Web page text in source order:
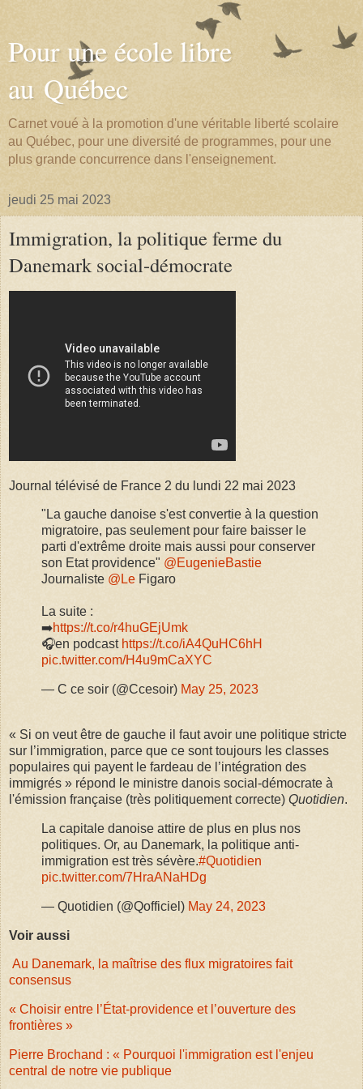
Pour une école libre
au Québec
Carnet voué à la promotion d'une véritable liberté scolaire
au Québec, pour une diversité de programmes, pour une
plus grande concurrence dans l'enseignement.
jeudi 25 mai 2023
Immigration, la politique ferme du
Danemark social-démocrate
Journal télévisé de France 2 du lundi 22 mai 2023
"La gauche danoise s'est convertie à la question
migratoire, pas seulement pour faire baisser le
parti d'extrême droite mais aussi pour conserver
son Etat providence" @EugenieBastie
Journaliste @Le Figaro
La suite :
➡️https://t.co/r4huGEjUmk
🎧en podcast https://t.co/iA4QuHC6hH
pic.twitter.com/H4u9mCaXYC
— C ce soir (@Ccesoir) May 25, 2023
« Si on veut être de gauche il faut avoir une politique stricte
sur l’immigration, parce que ce sont toujours les classes
populaires qui payent le fardeau de l’intégration des
immigrés » répond le ministre danois social-démocrate à
l'émission française (très politiquement correcte) Quotidien.
La capitale danoise attire de plus en plus nos
politiques. Or, au Danemark, la politique anti-
immigration est très sévère.#Quotidien
pic.twitter.com/7HraANaHDg
— Quotidien (@Qofficiel) May 24, 2023
Voir aussi
Au Danemark, la maîtrise des flux migratoires fait
consensus
« Choisir entre l’État-providence et l’ouverture des
frontières »
Pierre Brochand : « Pourquoi l'immigration est l'enjeu
central de notre vie publique